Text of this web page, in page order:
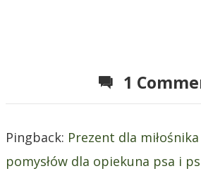
p
i
s
1
Pingback: Prezent dla
pomysłów dla opiekuna psa i